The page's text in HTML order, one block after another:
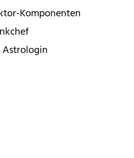
Komponenten
Astrologin